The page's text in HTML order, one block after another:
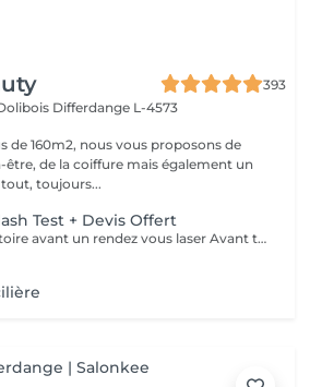
393
Differdange L-4573
de 160m2, nous vous proposons de
être, de la coiffure mais également un
toujours...
Test + Devis Offert
Consultation obligatoire avant un rendez vous laser Avant tout traitement, nous vous proposons gratuitement un rendez-vous d'information afin de vous apporter toutes les explications utiles et évaluer vos besoins spécifiques. Un flash test est effectué et un devis personnalisé vous est proposé.